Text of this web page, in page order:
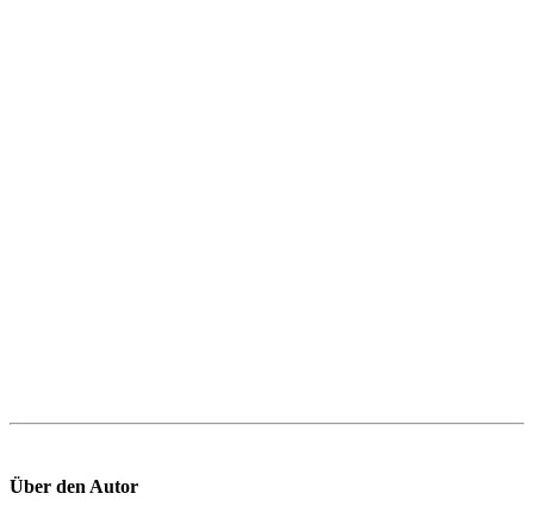
Über den Autor